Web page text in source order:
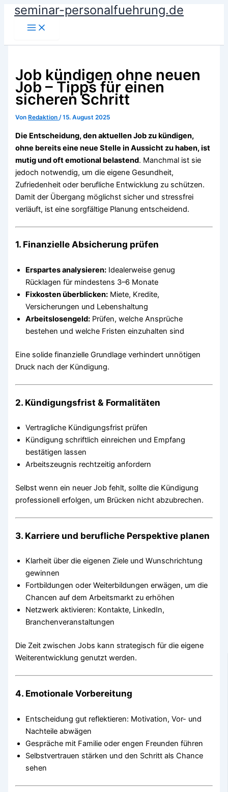
Zumseminar-personalfuehrung.de
Job kündigen ohne neuen
Job – Tipps für einen
sicheren Schritt
Von Redaktion/15. August 2025
Die Entscheidung, den aktuellen Job zu kündigen,
ohne bereits eine neue Stelle in Aussicht zu haben, ist
mutig und oft emotional belastend. Manchmal ist sie
jedoch notwendig, um die eigene Gesundheit,
Zufriedenheit oder berufliche Entwicklung zu schützen.
Damit der Übergang möglichst sicher und stressfrei
verläuft, ist eine sorgfältige Planung entscheidend.
1. Finanzielle Absicherung prüfen
Erspartes analysieren: Idealerweise genug
Rücklagen für mindestens 3–6 Monate
Fixkosten überblicken: Miete, Kredite,
Versicherungen und Lebenshaltung
Arbeitslosengeld: Prüfen, welche Ansprüche
bestehen und welche Fristen einzuhalten sind
Eine solide finanzielle Grundlage verhindert unnötigen
Druck nach der Kündigung.
2. Kündigungsfrist & Formalitäten
Vertragliche Kündigungsfrist prüfen
Kündigung schriftlich einreichen und Empfang
bestätigen lassen
Arbeitszeugnis rechtzeitig anfordern
Selbst wenn ein neuer Job fehlt, sollte die Kündigung
professionell erfolgen, um Brücken nicht abzubrechen.
3. Karriere und berufliche Perspektive planen
Klarheit über die eigenen Ziele und Wunschrichtung
gewinnen
Fortbildungen oder Weiterbildungen erwägen, um die
Chancen auf dem Arbeitsmarkt zu erhöhen
Netzwerk aktivieren: Kontakte, LinkedIn,
Branchenveranstaltungen
Die Zeit zwischen Jobs kann strategisch für die eigene
Weiterentwicklung genutzt werden.
4. Emotionale Vorbereitung
Entscheidung gut reflektieren: Motivation, Vor- und
Nachteile abwägen
Gespräche mit Familie oder engen Freunden führen
Selbstvertrauen stärken und den Schritt als Chance
sehen